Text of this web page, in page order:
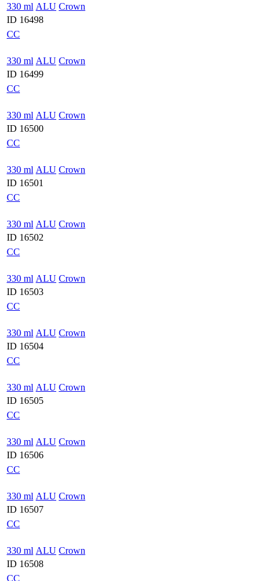
330 ml ALU Crown
ID 16498
CC
330 ml ALU Crown
ID 16499
CC
330 ml ALU Crown
ID 16500
CC
330 ml ALU Crown
ID 16501
CC
330 ml ALU Crown
ID 16502
CC
330 ml ALU Crown
ID 16503
CC
330 ml ALU Crown
ID 16504
CC
330 ml ALU Crown
ID 16505
CC
330 ml ALU Crown
ID 16506
CC
330 ml ALU Crown
ID 16507
CC
330 ml ALU Crown
ID 16508
CC